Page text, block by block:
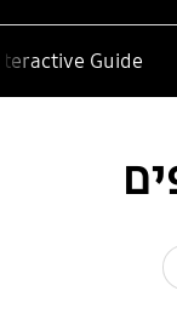
Guide